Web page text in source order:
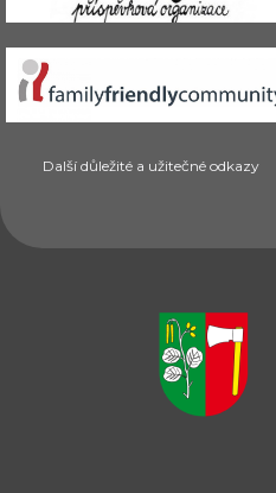
Další důležité a užitečné odkazy